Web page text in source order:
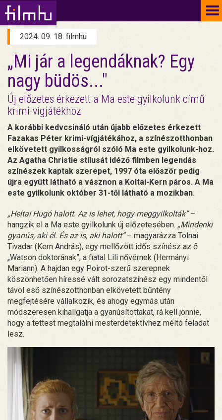
2024. 09. 18. filmhu
„Mi jár a legendáknak? Egy
nagy büdös..."
Új előzetes érkezett a Ma este gyilkolunk című
krimi-vígjátékhoz
A korábbi kedvcsináló után újabb előzetes érkezett
Fazakas Péter krimi-vígjátékához, a színészotthonban
elkövetett gyilkosságról szóló Ma este gyilkolunk-hoz.
Az Agatha Christie stílusát idéző filmben legendás
színészek kaptak szerepet, 1997 óta először pedig
újra együtt látható a vásznon a Koltai-Kern páros. A Ma
este gyilkolunk október 31-től látható a mozikban.
„Heltai Hugó halott. Az is lehet, hogy meggyilkolták”–
hangzik el a Ma este gyilkolunk új előzetesében. „Mindenki
gyanús, aki él. És az is, aki halott”– magyarázza Tolnai
Tivadar (Kern András), egy mellőzött idős színész az ő
„Watson doktorának”, a fiatal Lili nővérnek (Hermányi
Mariann). A hajdan egy Poirot-szerű szerepnek
köszönhetően híressé vált sorozatszínész egy mindentől
távol eső színészotthonban elkövetett bűntény
megfejtésére vállalkozik, és ahogy egymás után
módszeresen kihallgatja a gyanúsítottakat, rá kell jönnie,
hogy a tettest megtalálni mesterdetektívhez méltó feladat
lesz.